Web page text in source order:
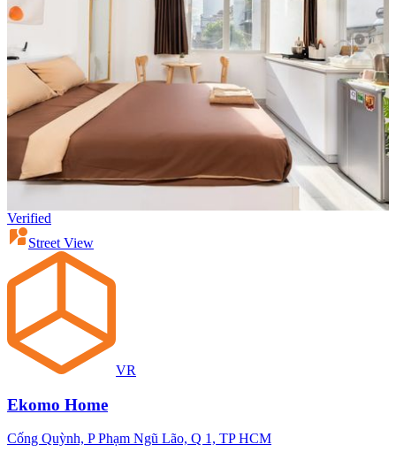
Verified
Street View
VR
Ekomo Home
Cống Quỳnh, P Phạm Ngũ Lão, Q 1, TP HCM